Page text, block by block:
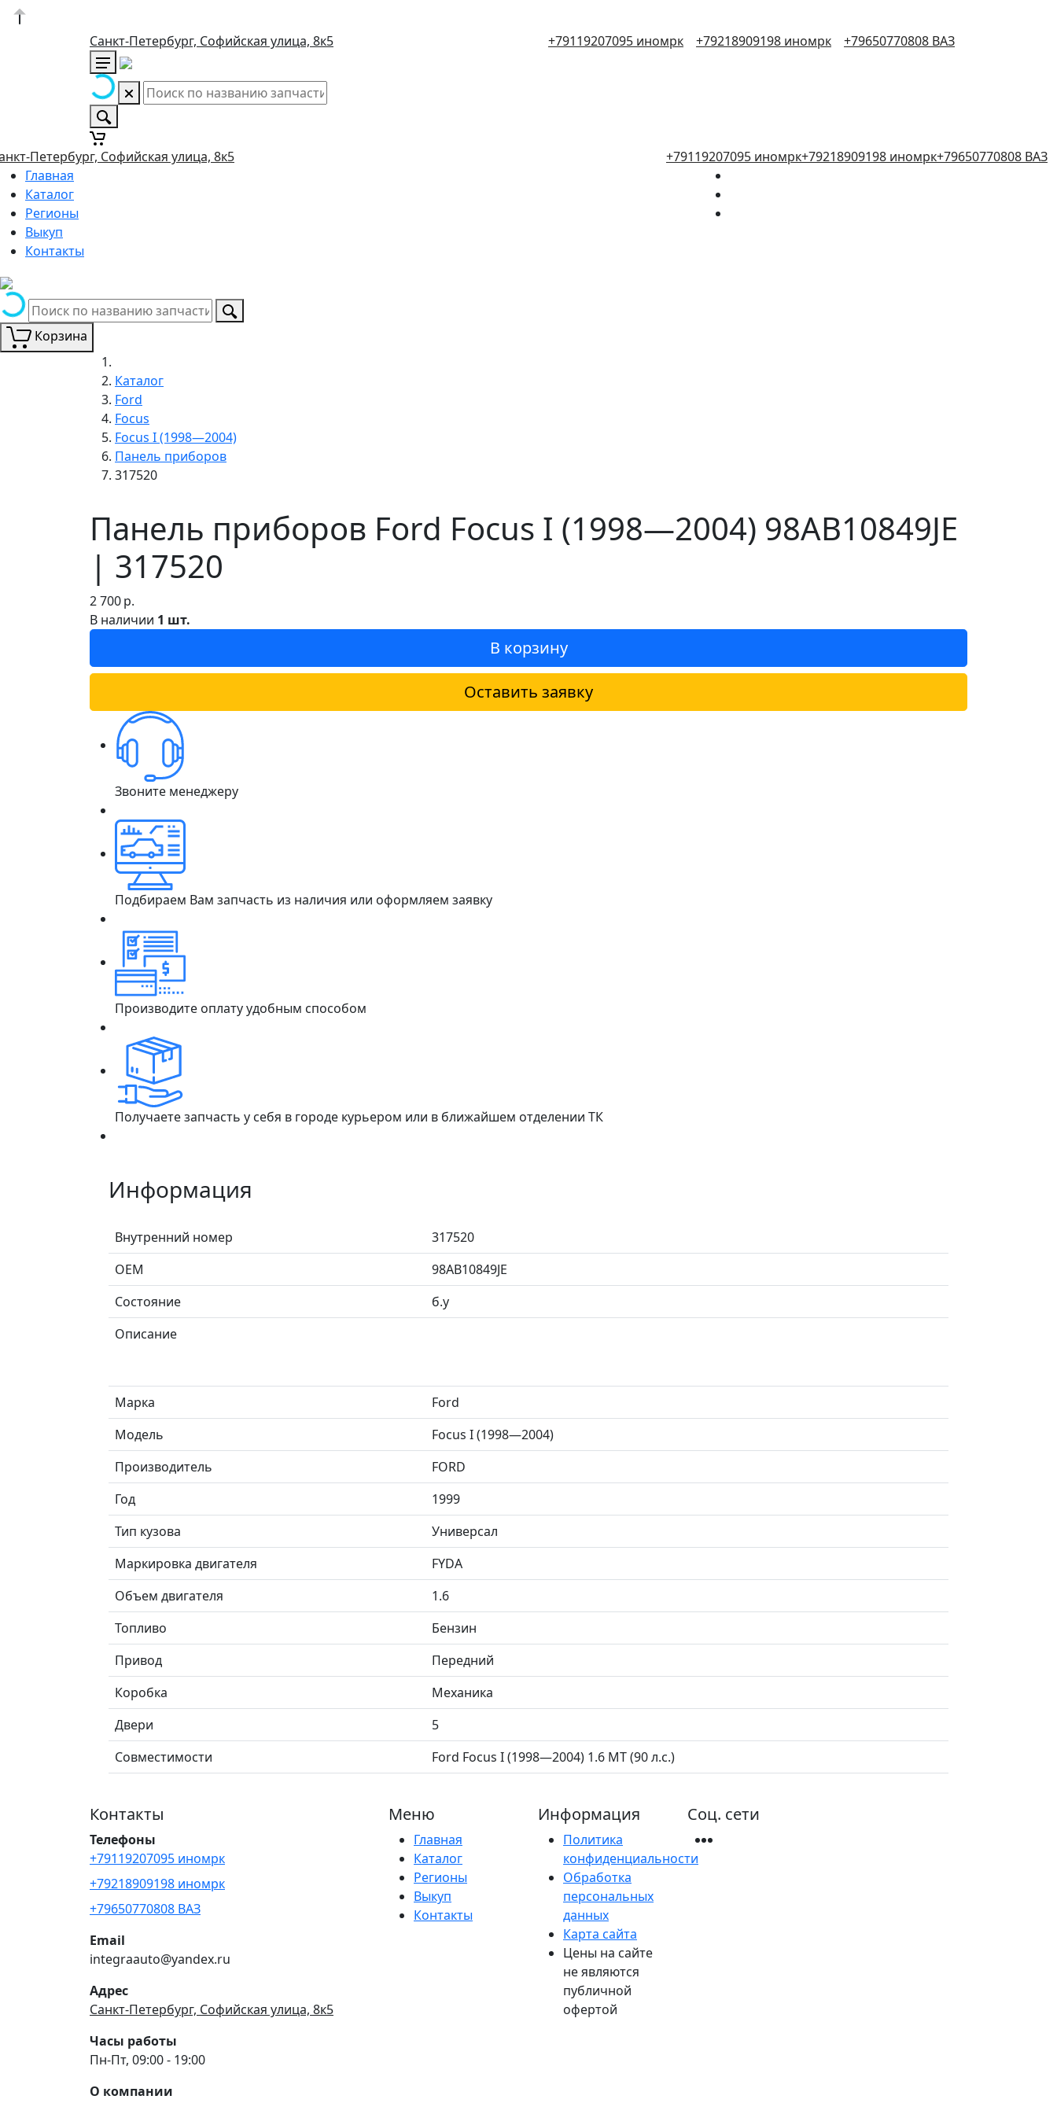
Санкт-Петербург, Софийская улица, 8к5 +79119207095 иномрк +79218909198 иномрк +79650770808 ВАЗ
Петербург, Софийская улица, 8к5 +79119207095 иномрк+79218909198 иномрк+79650770808 ВАЗ
Главная
Каталог
Регионы
Выкуп
Контакты
Корзина
Каталог
Ford
Focus
Focus I (1998—2004)
Панель приборов
317520
Панель приборов Ford Focus I (1998—2004) 98AB10849JE
| 317520
2 700р.
В наличии 1 шт.
В корзину
Оставить заявку
Звоните менеджеру
Подбираем Вам запчасть из наличия или оформляем заявку
Производите оплату удобным способом
Получаете запчасть у себя в городе курьером или в ближайшем отделении ТК
Информация
Внутренний номер
317520
ОЕМ
98AB10849JE
Состояние
б.у
Описание
Марка
Ford
Модель
Focus I (1998—2004)
Производитель
FORD
Год
1999
Тип кузова
Универсал
Маркировка двигателя
FYDA
Объем двигателя
1.6
Топливо
Бензин
Привод
Передний
Коробка
Механика
Двери
5
Совместимости
Ford Focus I (1998—2004) 1.6 MT (90 л.с.)
Контакты
Телефоны
+79119207095 иномрк
+79218909198 иномрк
+79650770808 ВАЗ
Email
integraauto@yandex.ru
Адрес
Санкт-Петербург, Софийская улица, 8к5
Часы работы
Пн-Пт, 09:00 - 19:00
О компании
Меню
Главная
Каталог
Регионы
Выкуп
Контакты
Информация
Политика
конфиденциальности
Обработка
персональных
данных
Карта сайта
Цены на сайте
не являются
публичной
офертой
Соц. сети